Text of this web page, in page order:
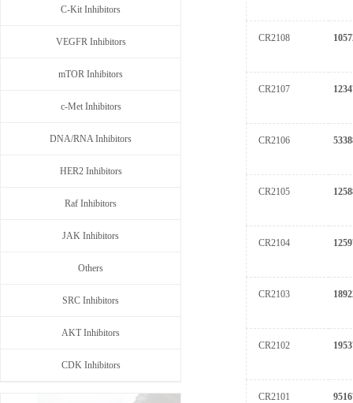
C-Kit Inhibitors
VEGFR Inhibitors
mTOR Inhibitors
c-Met Inhibitors
DNA/RNA Inhibitors
HER2 Inhibitors
Raf Inhibitors
JAK Inhibitors
Others
SRC Inhibitors
AKT Inhibitors
CDK Inhibitors
CR2108
CR2107
CR2106
CR2105
CR2104
CR2103
CR2102
CR2101